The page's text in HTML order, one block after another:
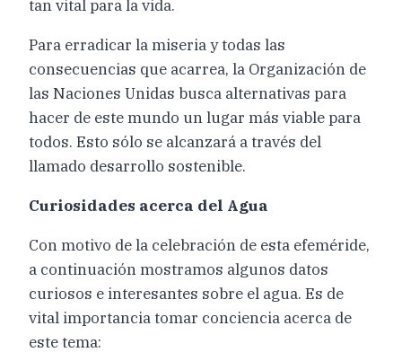
tan vital para la vida.
Para erradicar la miseria y todas las
consecuencias que acarrea, la Organización de
las Naciones Unidas busca alternativas para
hacer de este mundo un lugar más viable para
todos. Esto sólo se alcanzará a través del
llamado desarrollo sostenible.
Curiosidades acerca del Agua
Con motivo de la celebración de esta efeméride,
a continuación mostramos algunos datos
curiosos e interesantes sobre el agua. Es de
vital importancia tomar conciencia acerca de
este tema: